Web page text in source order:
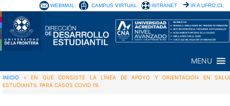
WEBMAIL CAMPUS VIRTUAL INTRANET IR A UFRO.CL
MENU
INICIO » EN QUÉ CONSISTE LA LÍNEA DE APOYO Y ORIENTACIÓN EN
ESTUDIANTIL PARA CASOS COVID 19.